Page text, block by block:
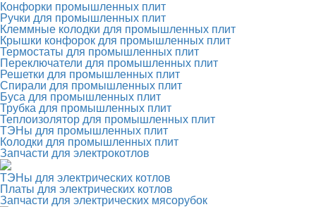
Конфорки промышленных плит
Ручки для промышленных плит
Клеммные колодки для промышленных плит
Крышки конфорок для промышленных плит
Термостаты для промышленных плит
Переключатели для промышленных плит
Решетки для промышленных плит
Спирали для промышленных плит
Буса для промышленных плит
Трубка для промышленных плит
Теплоизолятор для промышленных плит
ТЭНы для промышленных плит
Колодки для промышленных плит
Запчасти для электрокотлов
ТЭНы для электрических котлов
Платы для электрических котлов
Запчасти для электрических мясорубок